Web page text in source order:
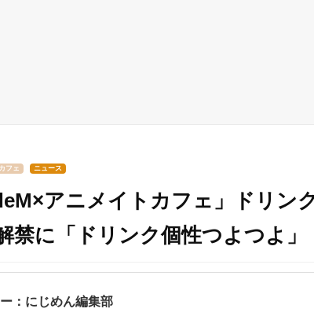
カフェ ニュース
アニメイトカフェ」ドリン
禁に「ドリンク個性つよつよ」
：にじめん編集部